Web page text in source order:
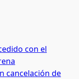
con el
cancelación de